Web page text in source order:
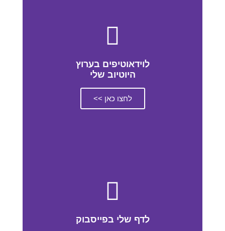
לוידאוטיפים בערוץ
היוטיוב שלי
לחצו כאן >>
לדף שלי בפייסבוק